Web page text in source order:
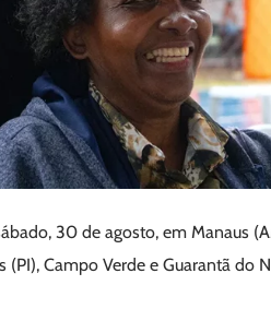
30 de agosto, em Manaus
Campo Verde e Guarantã do